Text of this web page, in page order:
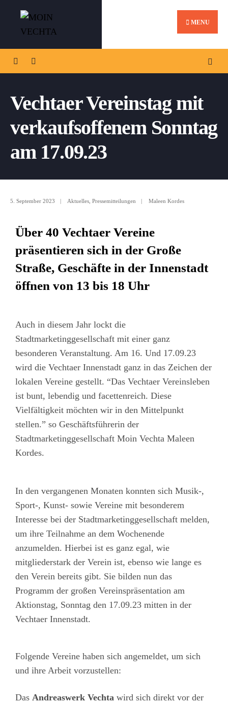
MENU
Vechtaer Vereinstag mit
verkaufsoffenem Sonntag
am 17.09.23
5. September 2023 | Aktuelles Pressemitteilungen | Maleen Kordes
Über 40 Vechtaer Vereine
präsentieren sich in der Große
Straße, Geschäfte in der Innenstadt
öffnen von 13 bis 18 Uhr
Auch in diesem Jahr lockt die
Stadtmarketinggesellschaft mit einer ganz
besonderen Veranstaltung. Am 16. Und 17.09.23
wird die Vechtaer Innenstadt ganz in das Zeichen der
lokalen Vereine gestellt. “Das Vechtaer Vereinsleben
ist bunt, lebendig und facettenreich. Diese
Vielfältigkeit möchten wir in den Mittelpunkt
stellen.” so Geschäftsführerin der
Stadtmarketinggesellschaft Moin Vechta Maleen
Kordes.
In den vergangenen Monaten konnten sich Musik-,
Sport-, Kunst- sowie Vereine mit besonderem
Interesse bei der Stadtmarketinggesellschaft melden,
um ihre Teilnahme an dem Wochenende
anzumelden. Hierbei ist es ganz egal, wie
mitgliederstark der Verein ist, ebenso wie lange es
den Verein bereits gibt. Sie bilden nun das
Programm der großen Vereinspräsentation am
Aktionstag, Sonntag den 17.09.23 mitten in der
Vechtaer Innenstadt.
Folgende Vereine haben sich angemeldet, um sich
und ihre Arbeit vorzustellen:
Das Andreaswerk Vechta wird sich direkt vor der